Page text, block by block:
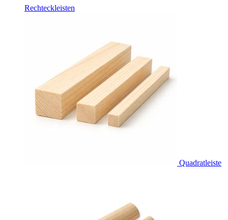
Rechteckleisten
Quadratleiste